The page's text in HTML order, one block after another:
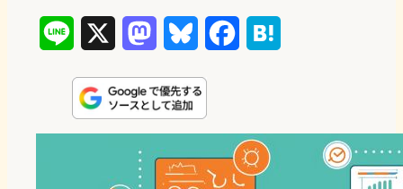
n
e
s
t
u
e
e
b
e